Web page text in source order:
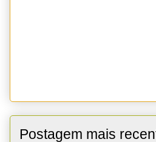
Postagem mais